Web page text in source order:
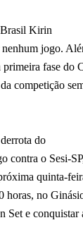
Brasil Kirin
jogo.
fase do
competição
do
contra o Sesi-
quinta-
horas, no
Set e conquistar